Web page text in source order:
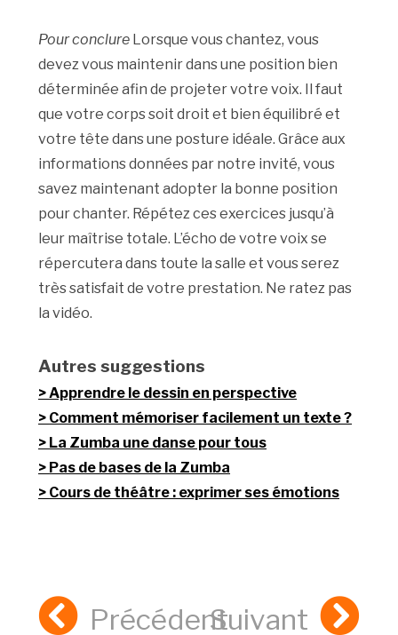
Pour conclure Lorsque vous chantez, vous
devez vous maintenir dans une position bien
déterminée afin de projeter votre voix. Il faut
que votre corps soit droit et bien équilibré et
votre tête dans une posture idéale. Grâce aux
informations données par notre invité, vous
savez maintenant adopter la bonne position
pour chanter. Répétez ces exercices jusqu’à
leur maîtrise totale. L’écho de votre voix se
répercutera dans toute la salle et vous serez
très satisfait de votre prestation. Ne ratez pas
la vidéo.
Autres suggestions
Apprendre le dessin en perspective
Comment mémoriser facilement un texte ?
La Zumba une danse pour tous
Pas de bases de la Zumba
Cours de théâtre : exprimer ses émotions
PrécédentSuivant